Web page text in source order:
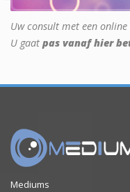
Uw consult met een
U gaat pas vanaf hier
Mediums